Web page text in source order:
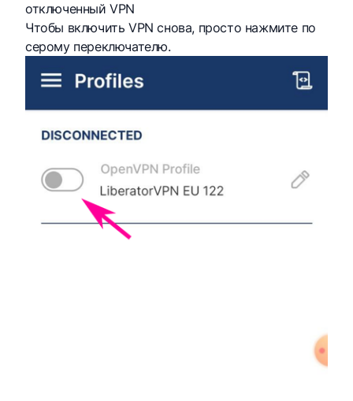
отключенный VPN
Чтобы включить VPN снова, просто нажмите по
серому переключателю.